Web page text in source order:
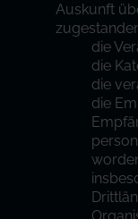
Auskunft
die
die
die
die